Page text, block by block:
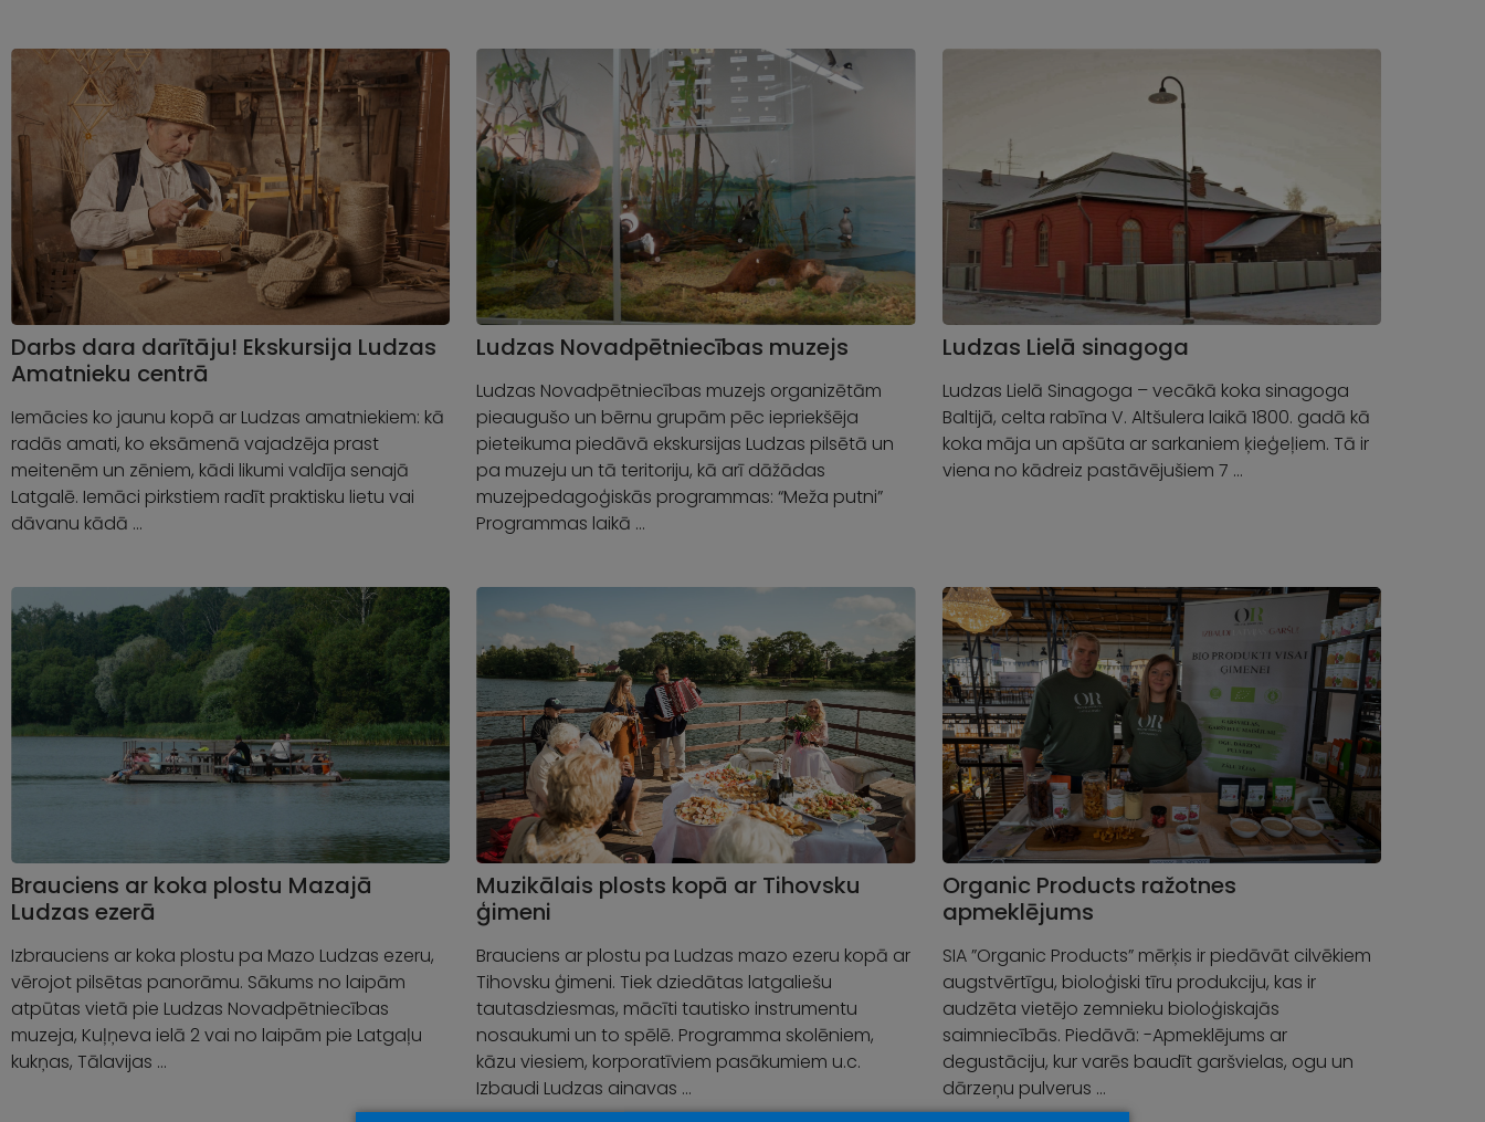
Darbs dara darītāju! Ekskursija Ludzas
Amatnieku centrā
Iemācies ko jaunu kopā ar Ludzas amatniekiem: kā
radās amati, ko eksāmenā vajadzēja prast
meitenēm un zēniem, kādi likumi valdīja senajā
Latgalē. Iemāci pirkstiem radīt praktisku lietu vai
dāvanu kādā …
Ludzas Novadpētniecības muzejs
Ludzas Novadpētniecības muzejs organizētām
pieaugušo un bērnu grupām pēc iepriekšēja
pieteikuma piedāvā ekskursijas Ludzas pilsētā un
pa muzeju un tā teritoriju, kā arī dāžādas
muzejpedagoģiskās programmas: “Meža putni”
Programmas laikā …
Ludzas Lielā sinagoga
Ludzas Lielā Sinagoga – vecākā koka sinagoga
Baltijā, celta rabīna V. Altšulera laikā 1800. gadā kā
koka māja un apšūta ar sarkaniem ķieģeļiem. Tā ir
viena no kādreiz pastāvējušiem 7 …
Brauciens ar koka plostu Mazajā
Ludzas ezerā
Izbrauciens ar koka plostu pa Mazo Ludzas ezeru,
vērojot pilsētas panorāmu. Sākums no laipām
atpūtas vietā pie Ludzas Novadpētniecības
muzeja, Kuļņeva ielā 2 vai no laipām pie Latgaļu
kukņas, Tālavijas …
Muzikālais plosts kopā ar Tihovsku
ģimeni
Brauciens ar plostu pa Ludzas mazo ezeru kopā ar
Tihovsku ģimeni. Tiek dziedātas latgaliešu
tautasdziesmas, mācīti tautisko instrumentu
nosaukumi un to spēlē. Programma skolēniem,
kāzu viesiem, korporatīviem pasākumiem u.c.
Izbaudi Ludzas ainavas …
Organic Products ražotnes
apmeklējums
SIA ”Organic Products” mērķis ir piedāvāt cilvēkiem
augstvērtīgu, bioloģiski tīru produkciju, kas ir
audzēta vietējo zemnieku bioloģiskajās
saimniecībās. Piedāvā: -Apmeklējums ar
degustāciju, kur varēs baudīt garšvielas, ogu un
dārzeņu pulverus …